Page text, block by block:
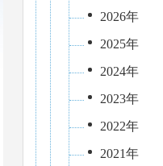
2026年
2025年
2024年
2023年
2022年
2021年